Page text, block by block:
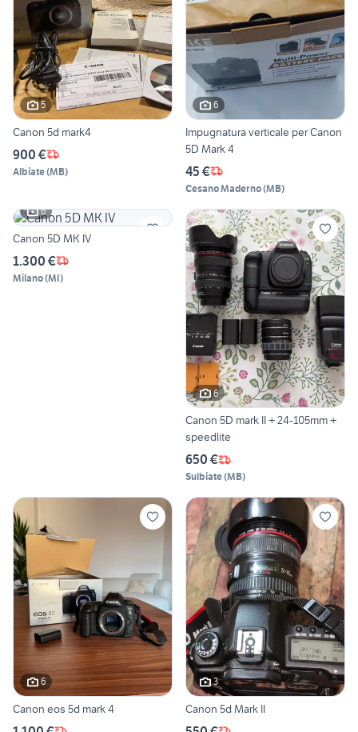
5
Canon 5d mark4
900 €
Albiate(MB)
6
Impugnatura verticale per Canon
5D Mark 4
45 €
Cesano Maderno(MB)
6
Canon 5D MK IV
1.300 €
Milano(MI)
6
Canon 5D mark II + 24-105mm +
speedlite
650 €
Sulbiate(MB)
6
Canon eos 5d mark 4
3
Canon 5d Mark II